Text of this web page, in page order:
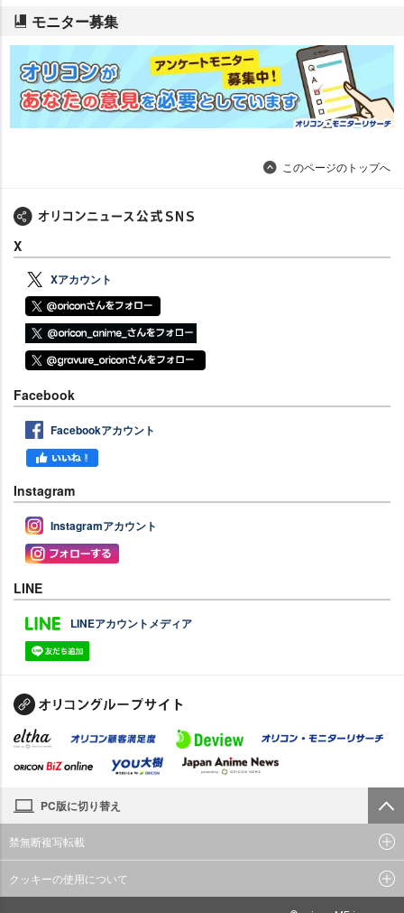
モニター募集
このページのトップへ
X
Xアカウント
Facebook
Facebookアカウント
Instagram
Instagramアカウント
LINE
LINEアカウントメディア
PC版に切り替え
禁無断複写転載
クッキーの使用について